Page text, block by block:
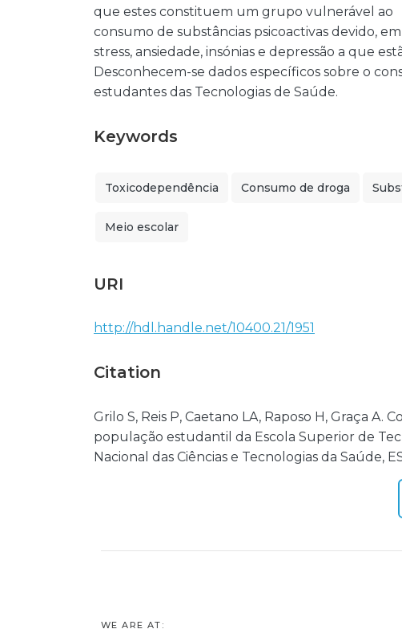
que estes constituem um grupo vulnerável ao
consumo de substâncias psicoactivas devido,
stress, ansiedade, insónias e depressão a que
Desconhecem-se dados específicos sobre o
estudantes das Tecnologias de Saúde.
Keywords
Toxicodependência Consumo de droga
Meio escolar
URI
http://hdl.handle.net/10400.21/1951
Citation
Grilo S, Reis P, Caetano LA, Raposo H, Graça A.
população estudantil da Escola Superior de
Nacional das Ciências e Tecnologias da Saúde,
WE ARE AT: